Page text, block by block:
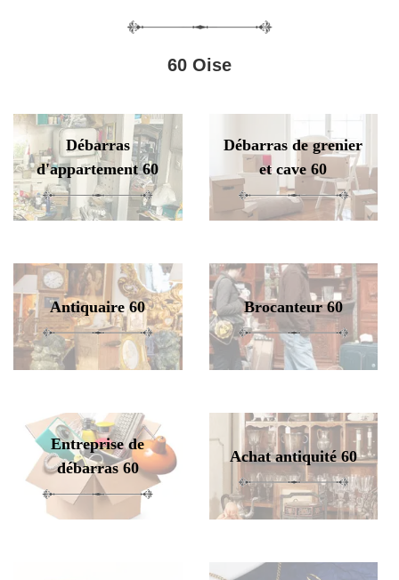
60 Oise
Débarras
d'appartement 60
Débarras de grenier
et cave 60
Antiquaire 60 Brocanteur 60
Entreprise de
débarras 60
Achat antiquité 60